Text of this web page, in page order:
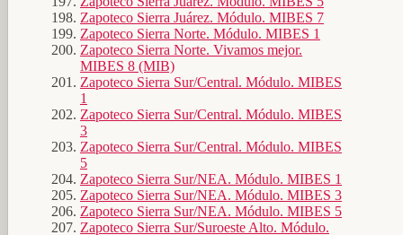
Zapoteco Sierra Juárez. Módulo. MIBES 7
Zapoteco Sierra Norte. Módulo. MIBES 1
Zapoteco Sierra Norte. Vivamos mejor.
MIBES 8 (MIB)
Zapoteco Sierra Sur/Central. Módulo. MIBES
1
Zapoteco Sierra Sur/Central. Módulo. MIBES
3
Zapoteco Sierra Sur/Central. Módulo. MIBES
5
Zapoteco Sierra Sur/NEA. Módulo. MIBES 1
Zapoteco Sierra Sur/NEA. Módulo. MIBES 3
Zapoteco Sierra Sur/NEA. Módulo. MIBES 5
Zapoteco Sierra Sur/Suroeste Alto. Módulo.